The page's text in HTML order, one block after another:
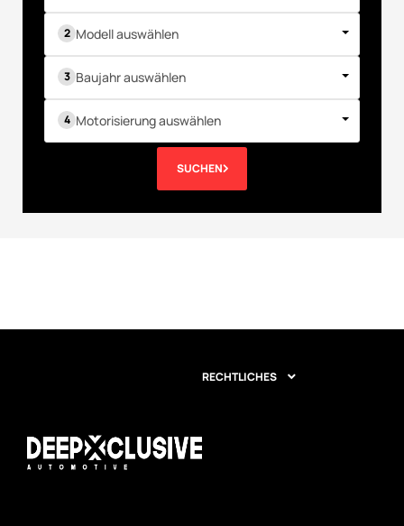
Modell auswählen
Baujahr auswählen
Motorisierung auswählen
SUCHEN
RECHTLICHES 